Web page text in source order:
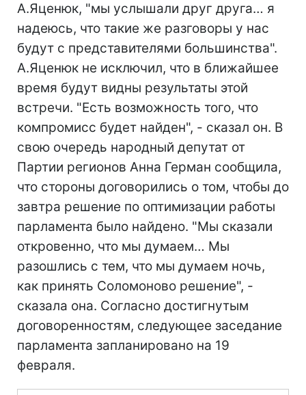
А.Яценюк, "мы услышали друг друга… я
надеюсь, что такие же разговоры у нас
будут с представителями большинства".
А.Яценюк не исключил, что в ближайшее
время будут видны результаты этой
встречи. "Есть возможность того, что
компромисс будет найден", - сказал он. В
свою очередь народный депутат от
Партии регионов Анна Герман сообщила,
что стороны договорились о том, чтобы до
завтра решение по оптимизации работы
парламента было найдено. "Мы сказали
откровенно, что мы думаем… Мы
разошлись с тем, что мы думаем ночь,
как принять Соломоново решение", -
сказала она. Согласно достигнутым
договоренностям, следующее заседание
парламента запланировано на 19
февраля.